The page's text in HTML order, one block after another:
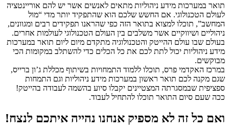
תואר במערכות מידע ניהוליות מתאים לאנשים אשר יש להם אוריינטציה
לעולם הטכנולוגי. אם החשש שלכם הוא שהתפקיד יותר מדי “מול
המחשב”, תוכלו למצוא בתואר הזה כפי שהראנו תפקידים רבים ומגוונים,
ניהוליים ושיווקיים אשר משלבים בין העולם הטכנולוגי לעולמות אחרים.
בעולם שבו עולם ההייטק והטכנולוגיה מתקדם מיום ליום תואר במערכות
מידע ניהוליות יכול לתת לכם את כל הכלים כדי להשתלב במקומות הכי
מבוקשים.
במרכז האקדמי פרס, תוכלו ללמוד התמחויות בשיתוף מכללת ג’ון ברייס,
שגם מקנה לכם תואר ראשון במערכות מידע ניהוליות וגם התמחות
ספציפית שבמסגרתה המצטיינים יקבלו סיוע בהשמה לעבודה בהייטק!
ככה שעם סיום התואר תוכלו להתחיל לעבוד.
ואם כל זה לא מספיק אנחנו נהייה איתכם לנצח!